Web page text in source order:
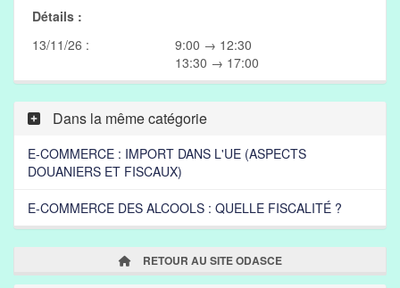
Détails :
13/11/26 :
9:00 → 12:30
13:30 → 17:00
Dans la même catégorie
E-COMMERCE : IMPORT DANS L'UE (ASPECTS
DOUANIERS ET FISCAUX)
E-COMMERCE DES ALCOOLS : QUELLE FISCALITÉ ?
RETOUR AU SITE ODASCE